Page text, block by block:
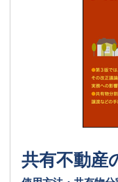
共有不動産